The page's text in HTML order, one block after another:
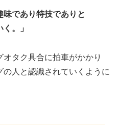
味であり特技でありと
。」
タク具合に拍車がかかり
人と認識されていくように